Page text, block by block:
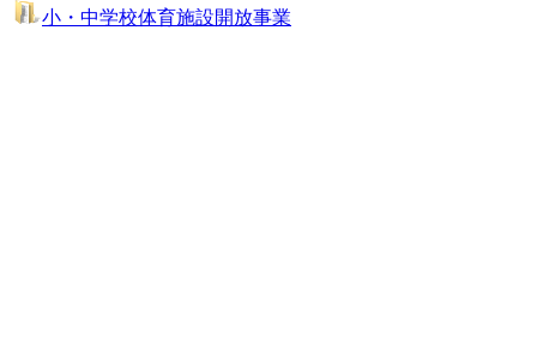
小・中学校体育施設開放事業